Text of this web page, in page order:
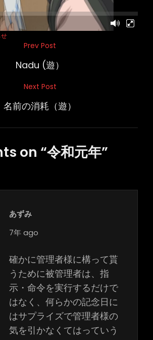
Prev Post
Nadu (遊）
Next Post
名前の消耗（遊）
on “令和元年”
あずみ
says:
7年 ago
確かに管理者様に構って貰
うために被管理者は、指
示・命令を実行するだけで
はなく、何らかの記念日に
はサプライズで管理者様の
気を引かなくてはっていう